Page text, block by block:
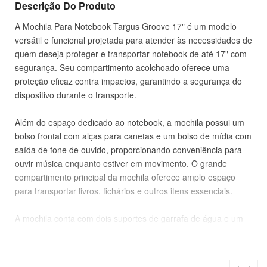
Descrição Do Produto
A Mochila Para Notebook Targus Groove 17" é um modelo
versátil e funcional projetada para atender às necessidades de
quem deseja proteger e transportar notebook de até 17" com
segurança. Seu compartimento acolchoado oferece uma
proteção eficaz contra impactos, garantindo a segurança do
dispositivo durante o transporte.
Além do espaço dedicado ao notebook, a mochila possui um
bolso frontal com alças para canetas e um bolso de mídia com
saída de fone de ouvido, proporcionando conveniência para
ouvir música enquanto estiver em movimento. O grande
compartimento principal da mochila oferece amplo espaço
para transportar livros, fichários e outros itens essenciais.
A mochila conta com dois suportes de garrafa de água e um